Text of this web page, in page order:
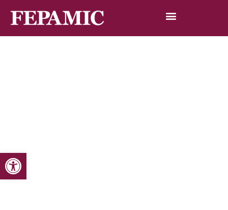
Abrir barra de herramientas
Inicio